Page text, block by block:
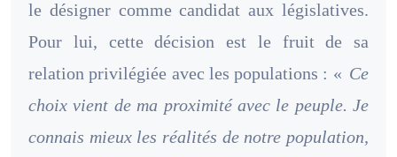
le désigner comme candidat aux législatives.
Pour lui, cette décision est le fruit de sa
relation privilégiée avec les populations : « Ce
choix vient de ma proximité avec le peuple. Je
connais mieux les réalités de notre population,